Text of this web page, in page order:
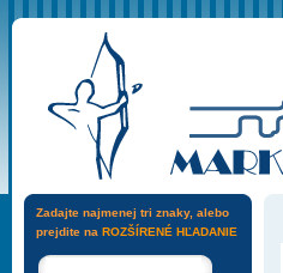
Zadajte najmenej tri znaky, alebo
prejdite na ROZŠÍRENÉ HĽADANIE